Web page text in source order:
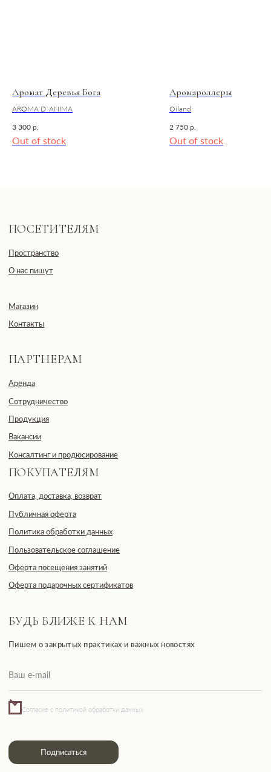
Аромат Деревья Бога
AROMA D`ANIMA
3 300 р.
Out of stock
Аромароллеры
Oiland
2 750 р.
Out of stock
ООО «ДЕВЕЛОПМЕНТ-СИТИ»
Московская область, г. Москва, ул.
Разработано FIRSTOV x MORINA